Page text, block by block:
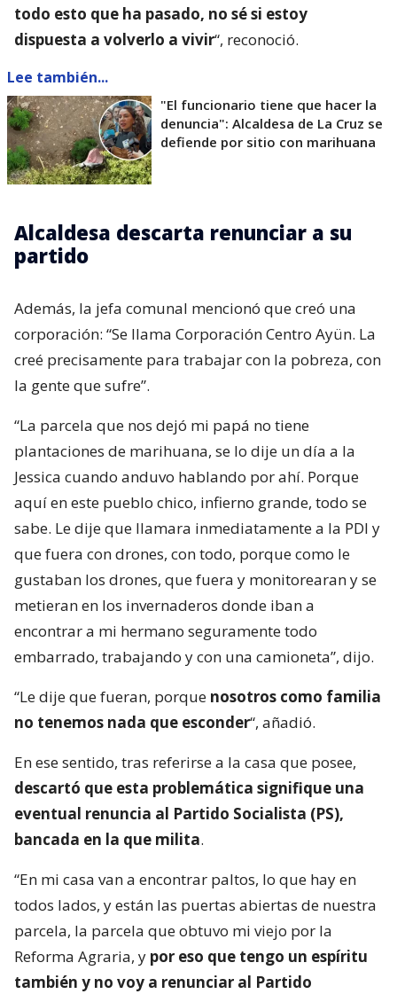
todo esto que ha pasado, no sé si estoy
dispuesta a volverlo a vivir“, reconoció.
Lee también...
"El funcionario tiene que hacer la
denuncia": Alcaldesa de La Cruz se
defiende por sitio con marihuana
Alcaldesa descarta renunciar a su
partido
Además, la jefa comunal mencionó que creó una
corporación: “Se llama Corporación Centro Ayün. La
creé precisamente para trabajar con la pobreza, con
la gente que sufre”.
“La parcela que nos dejó mi papá no tiene
plantaciones de marihuana, se lo dije un día a la
Jessica cuando anduvo hablando por ahí. Porque
aquí en este pueblo chico, infierno grande, todo se
sabe. Le dije que llamara inmediatamente a la PDI y
que fuera con drones, con todo, porque como le
gustaban los drones, que fuera y monitorearan y se
metieran en los invernaderos donde iban a
encontrar a mi hermano seguramente todo
embarrado, trabajando y con una camioneta”, dijo.
“Le dije que fueran, porque nosotros como familia
no tenemos nada que esconder“, añadió.
En ese sentido, tras referirse a la casa que posee,
descartó que esta problemática signifique una
eventual renuncia al Partido Socialista (PS),
bancada en la que milita.
“En mi casa van a encontrar paltos, lo que hay en
todos lados, y están las puertas abiertas de nuestra
parcela, la parcela que obtuvo mi viejo por la
Reforma Agraria, y por eso que tengo un espíritu
también y no voy a renunciar al Partido